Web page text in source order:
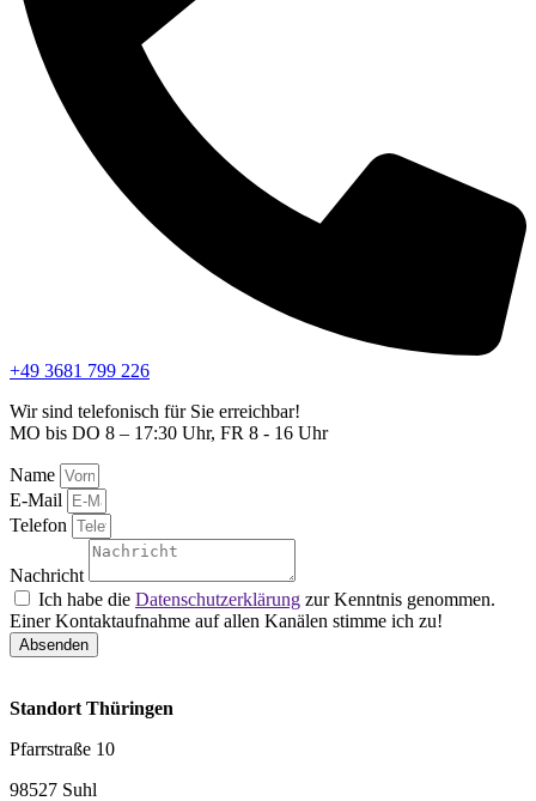
+49 3681 799 226
Wir sind telefonisch für Sie erreichbar!
MO bis DO 8 – 17:30 Uhr, FR 8 - 16 Uhr
Name
E-Mail
Telefon
Nachricht
Ich habe die Datenschutzerklärung zur Kenntnis genommen.
Einer Kontaktaufnahme auf allen Kanälen stimme ich zu!
Absenden
Standort Thüringen
Pfarrstraße 10
98527 Suhl